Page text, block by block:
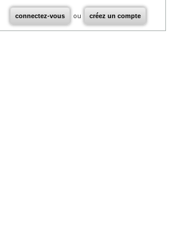
connectez-vous ou créez un compte